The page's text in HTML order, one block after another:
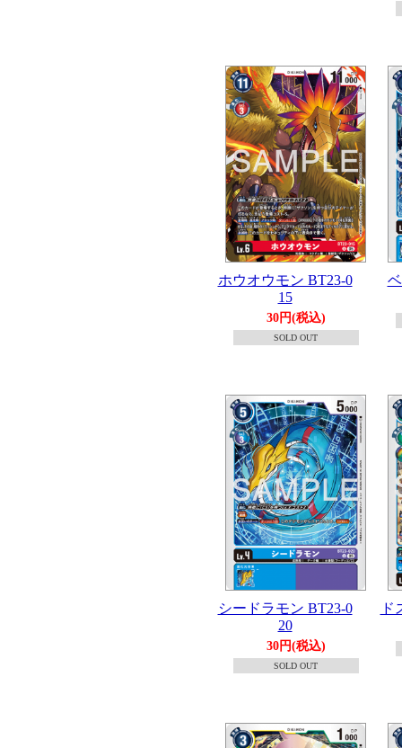
ホウオウモン BT23-0
15
30円(税込)
SOLD OUT
シードラモン BT23-0
20
30円(税込)
SOLD OUT
ド